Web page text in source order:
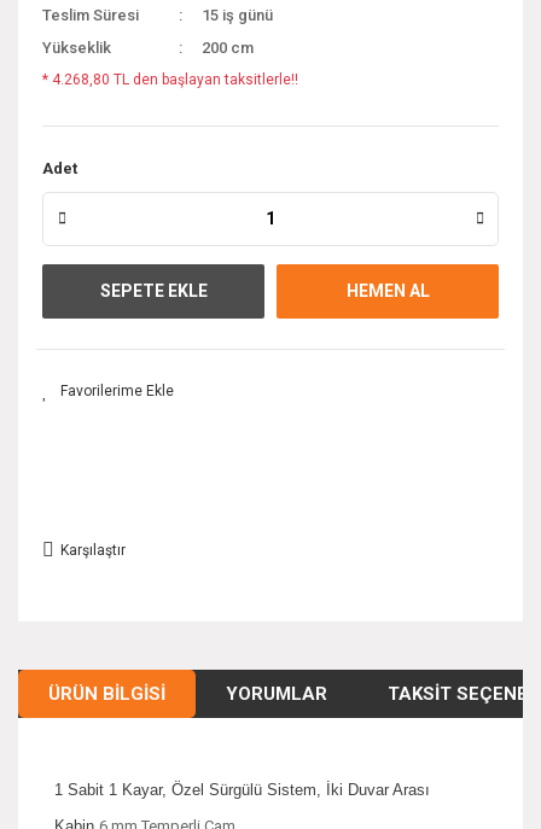
Teslim Süresi
15 iş günü
Yükseklik
200 cm
* 4.268,80 TL den başlayan taksitlerle!!
Adet
SEPETE EKLE HEMEN AL
Karşılaştır
ÜRÜN BILGISI YORUMLAR TAKSIT
1 Sabit 1 Kayar, Özel Sürgülü Sistem, İki Duvar Arası